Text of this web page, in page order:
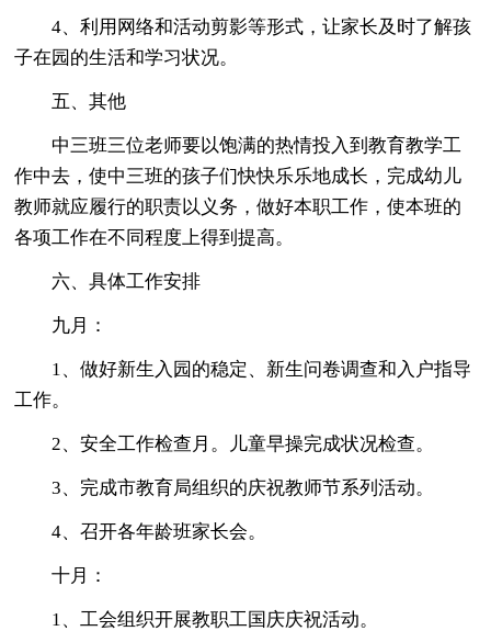
4、利用网络和活动剪影等形式，让家长及时了解孩
子在园的生活和学习状况。
五、其他
中三班三位老师要以饱满的热情投入到教育教学工
作中去，使中三班的孩子们快快乐乐地成长，完成幼儿
教师就应履行的职责以义务，做好本职工作，使本班的
各项工作在不同程度上得到提高。
六、具体工作安排
九月：
1、做好新生入园的稳定、新生问卷调查和入户指导
工作。
2、安全工作检查月。儿童早操完成状况检查。
3、完成市教育局组织的庆祝教师节系列活动。
4、召开各年龄班家长会。
十月：
1、工会组织开展教职工国庆庆祝活动。